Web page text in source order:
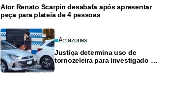
Ator Renato Scarpin desabafa após apresentar
peça para plateia de 4 pessoas
Amazonas
Justiça determina uso de
tornozeleira para investigado por